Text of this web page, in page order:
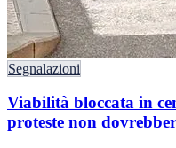
Segnalazioni
Viabilità bloccata in
proteste non